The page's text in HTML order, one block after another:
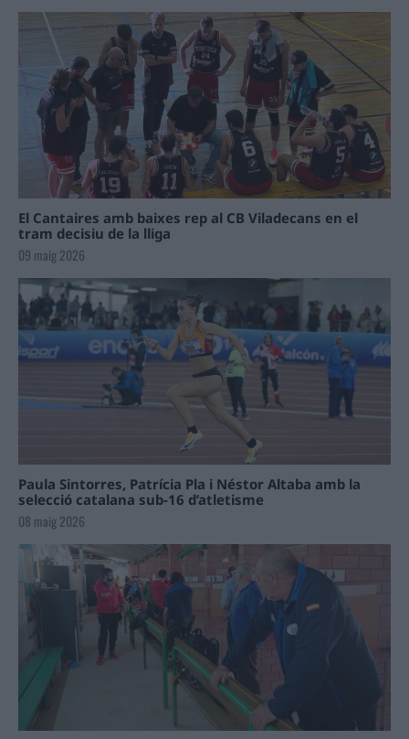
El Cantaires amb baixes rep al CB Viladecans en el
tram decisiu de la lliga
09 maig 2026
Paula Sintorres, Patrícia Pla i Néstor Altaba amb la
selecció catalana sub-16 d’atletisme
08 maig 2026